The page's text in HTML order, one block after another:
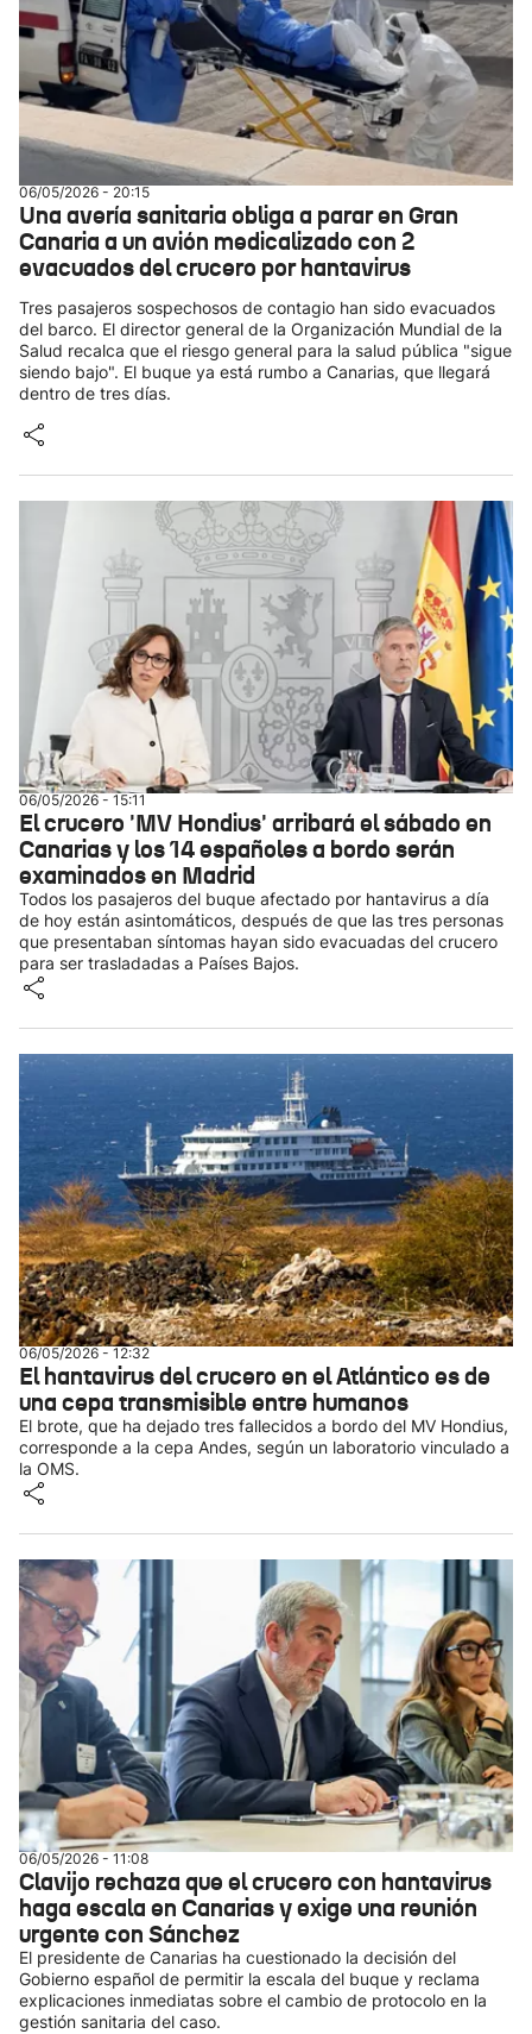
06/05/2026 - 20:15
Una avería sanitaria obliga a parar en Gran
Canaria a un avión medicalizado con 2
evacuados del crucero por hantavirus
Tres pasajeros sospechosos de contagio han sido evacuados
del barco. El director general de la Organización Mundial de la
Salud recalca que el riesgo general para la salud pública "sigue
siendo bajo". El buque ya está rumbo a Canarias, que llegará
dentro de tres días.
06/05/2026 - 15:11
El crucero 'MV Hondius' arribará el sábado en
Canarias y los 14 españoles a bordo serán
examinados en Madrid
Todos los pasajeros del buque afectado por hantavirus a día
de hoy están asintomáticos, después de que las tres personas
que presentaban síntomas hayan sido evacuadas del crucero
para ser trasladadas a Países Bajos.
06/05/2026 - 12:32
El hantavirus del crucero en el Atlántico es de
una cepa transmisible entre humanos
El brote, que ha dejado tres fallecidos a bordo del MV Hondius,
corresponde a la cepa Andes, según un laboratorio vinculado a
la OMS.
06/05/2026 - 11:08
Clavijo rechaza que el crucero con hantavirus
haga escala en Canarias y exige una reunión
urgente con Sánchez
El presidente de Canarias ha cuestionado la decisión del
Gobierno español de permitir la escala del buque y reclama
explicaciones inmediatas sobre el cambio de protocolo en la
gestión sanitaria del caso.